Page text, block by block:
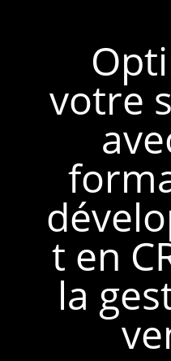
votre
t en
la